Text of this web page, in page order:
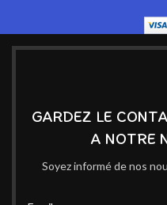
GARDEZ LE
A NOTRE
Soyez informé de nos